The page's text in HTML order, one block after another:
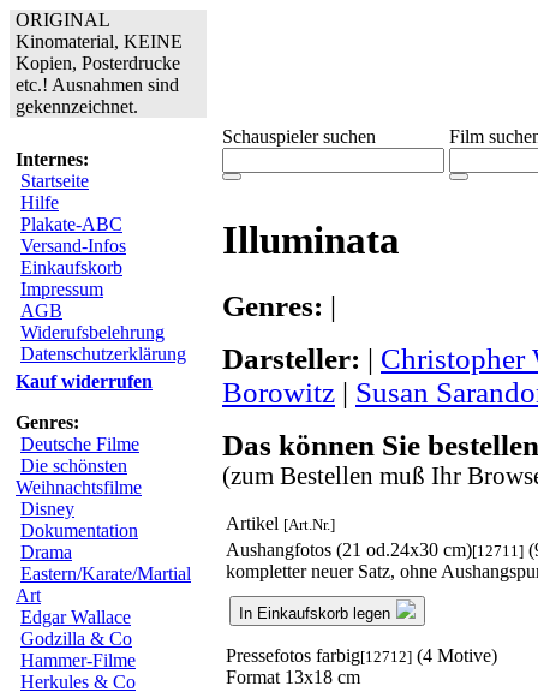
ORIGINAL
Kinomaterial, KEINE
Kopien, Posterdrucke
etc.! Ausnahmen sind
gekennzeichnet.
Internes:
Startseite
Hilfe
Plakate-ABC
Versand-Infos
Einkaufskorb
Impressum
AGB
Widerufsbelehrung
Datenschutzerklärung
Kauf widerrufen
Genres:
Deutsche Filme
Die schönsten
Weihnachtsfilme
Disney
Dokumentation
Drama
Eastern/Karate/Martial
Art
Edgar Wallace
Godzilla & Co
Hammer-Filme
Herkules & Co
Schauspieler suchen Film
Illuminata
Genres: |
Darsteller: | Christopher
Borowitz | Susan
Das können Sie
(zum Bestellen muß Ihr
Artikel [Art.Nr.]
Aushangfotos (21 od.24x30 cm)[12711]
kompletter neuer Satz, ohne
In Einkaufskorb legen
Pressefotos farbig[12712] (4 Motive)
Format 13x18 cm